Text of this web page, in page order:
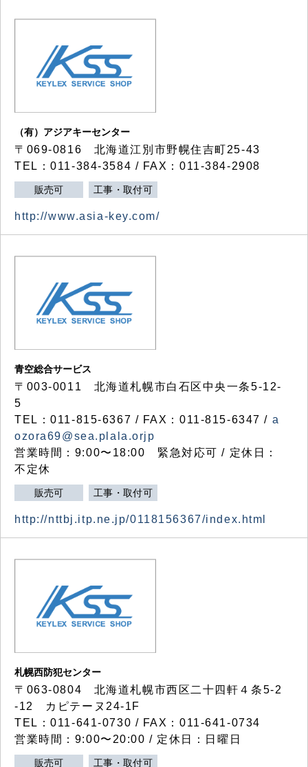
（有）アジアキーセンター
〒069-0816 北海道江別市野幌住吉町25-43
TEL：011-384-3584 / FAX：011-384-2908
販売可 工事・取付可
http://www.asia-key.com/
青空総合サービス
〒003-0011 北海道札幌市白石区中央一条5-12-
5
TEL：011-815-6367 / FAX：011-815-6347 / a
ozora69@sea.plala.orjp
営業時間：9:00〜18:00 緊急対応可 / 定休日：
不定休
販売可 工事・取付可
http://nttbj.itp.ne.jp/0118156367/index.html
札幌西防犯センター
〒063-0804 北海道札幌市西区二十四軒４条5-2
-12 カピテーヌ24-1F
TEL：011-641-0730 / FAX：011-641-0734
営業時間：9:00〜20:00 / 定休日：日曜日
販売可 工事・取付可